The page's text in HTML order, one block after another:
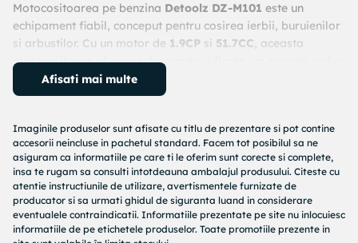
Motocositoarea pe benzina Detoolz DZ-M101 este un
echipament fiabil, conceput pentru cosirea ierbii, buruienilor
si arbustilor. Cu un motor de 1.9CP si 51.7CC, aceasta
motocositoare ofera performanta ridicata, un consum redus
de combustibil si respecta normele de emisii
plus, sistemulde pornire electrica
câmpie si deal, precum si pentru amenajari peisagistice sau
exploatari forestiere.
🔧 Caracteristici principale
Afisati mai multe
Imaginile produselor sunt afisate cu titlu de prezentare si pot contine
accesorii neincluse in pachetul standard. Facem tot posibilul sa ne
asiguram ca informatiile pe care ti le oferim sunt corecte si complete,
insa te rugam sa consulti intotdeauna ambalajul produsului. Citeste cu
atentie instructiunile de utilizare, avertismentele furnizate de
producator si sa urmati ghidul de siguranta luand in considerare
eventualele contraindicatii. Informatiile prezentate pe site nu inlocuiesc
informatiile de pe etichetele produselor. Toate promotiile prezente in